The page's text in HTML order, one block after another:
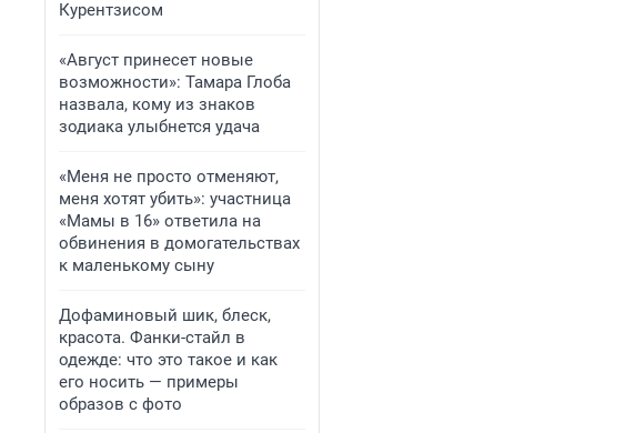
Курентзисом
«Август принесет новые
возможности»: Тамара Глоба
назвала, кому из знаков
зодиака улыбнется удача
«Меня не просто отменяют,
меня хотят убить»: участница
«Мамы в 16» ответила на
обвинения в домогательствах
к маленькому сыну
Дофаминовый шик, блеск,
красота. Фанки-стайл в
одежде: что это такое и как
его носить — примеры
образов с фото